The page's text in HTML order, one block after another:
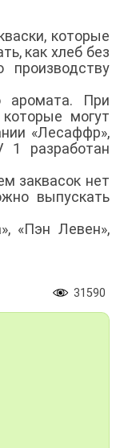
которые
как хлеб без
аромата. При
могут
«Лесаффр»,
1 разработан
заквасок нет
выпускать
«Пэн Левен»,
31590